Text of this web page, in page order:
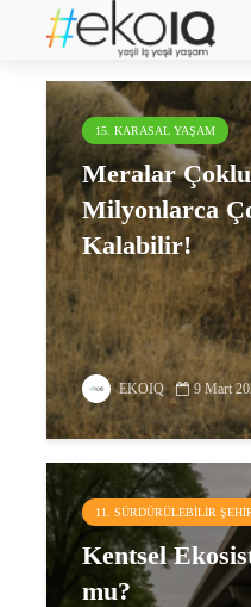
toprak bozulması
15. KARASAL YAŞAM
Meralar Çoklu
Milyonlarca
Kalabilir!
EKOIQ 9 Mart
11. SÜRDÜRÜLEBILIR
Kentsel
mu?